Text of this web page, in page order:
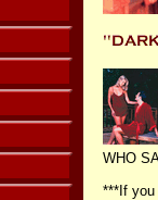
WHO
***If you